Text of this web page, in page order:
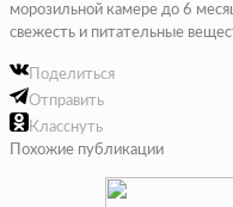
морозильной камере до 6
свежесть и питательные
Поделиться
Отправить
Класснуть
Похожие публикации